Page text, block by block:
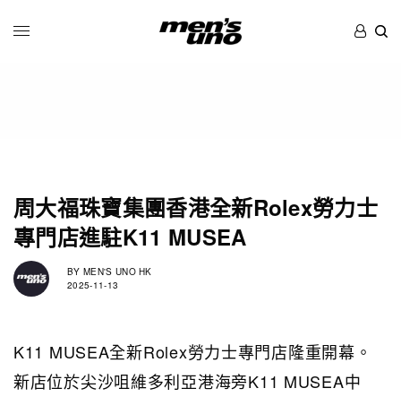
周大福珠寶集團香港全新Rolex勞力士
專門店進駐K11 MUSEA
BY MEN'S UNO HK
2025-11-13
K11 MUSEA全新Rolex勞力士專門店隆重開幕。
新店位於尖沙咀維多利亞港海旁K11 MUSEA中